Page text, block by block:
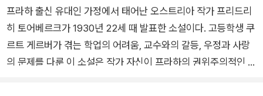
프라하 출신 유대인 가정에서 태어난 오스트리아 작가 프리드리
히 토어베르크가 1930년 22세 때 발표한 소설이다. 고등학생 쿠
르트 게르버가 겪는 학업의 어려움, 교수와의 갈등, 우정과 사랑
의 문제를 다룬 이 소설은 작가 자신이 프라하의 권위주의적인 학